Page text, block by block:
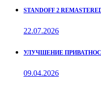
STANDOFF 2
22.07.2026
УЛУЧШЕНИЕ
09.04.2026